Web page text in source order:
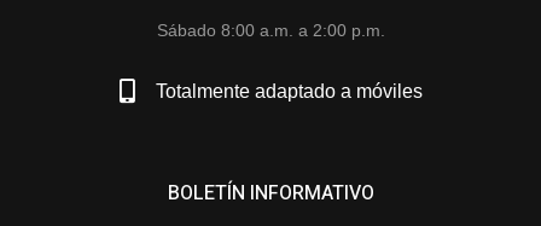
Sábado 8:00 a.m. a 2:00 p.m.
Totalmente adaptado a móviles
BOLETÍN INFORMATIVO